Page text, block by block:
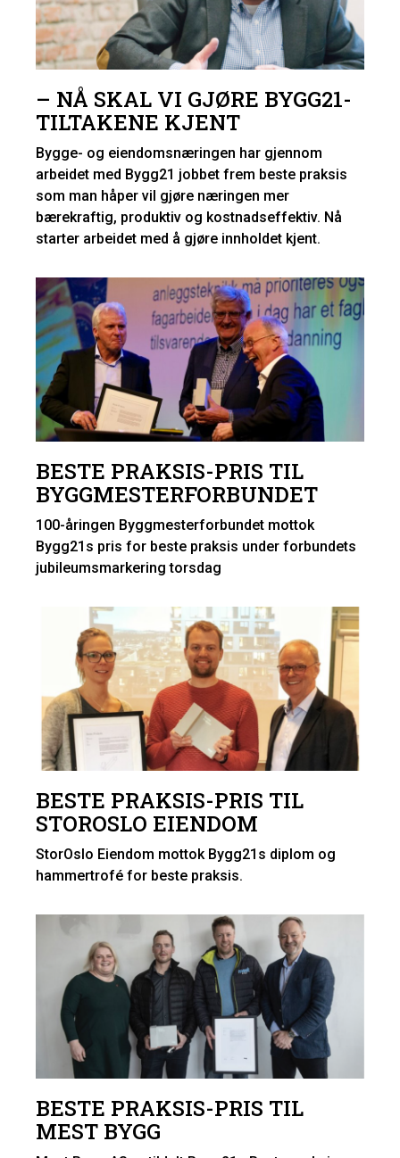
– NÅ SKAL VI GJØRE BYGG21-
TILTAKENE KJENT
Bygge- og eiendomsnæringen har gjennom
arbeidet med Bygg21 jobbet frem beste praksis
som man håper vil gjøre næringen mer
bærekraftig, produktiv og kostnadseffektiv. Nå
starter arbeidet med å gjøre innholdet kjent.
BESTE PRAKSIS-PRIS TIL
BYGGMESTERFORBUNDET
100-åringen Byggmesterforbundet mottok
Bygg21s pris for beste praksis under forbundets
jubileumsmarkering torsdag
BESTE PRAKSIS-PRIS TIL
STOROSLO EIENDOM
StorOslo Eiendom mottok Bygg21s diplom og
hammertrofé for beste praksis.
BESTE PRAKSIS-PRIS TIL
MEST BYGG